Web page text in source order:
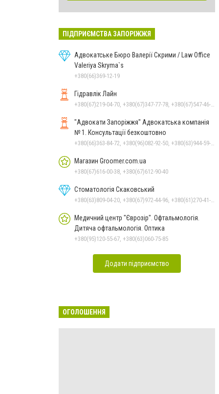
ПІДПРИЄМСТВА ЗАПОРІЖЖЯ
Адвокатське Бюро Валерії Скрими / Law Office
Valeriya Skryma`s
+380(66)369-12-19
Гідравлік Лайн
"Адвокати Запоріжжя" Адвокатська компанія
№ 1. Консультації безкоштовно
Магазин Groomer.com.ua
+380(67)616-00-38, +380(67)612-90-40
Стоматологія Скаковський
Медичний центр "Єврозір". Офтальмологія.
Дитяча офтальмологія. Оптика
+380(95)120-55-67, +380(63)060-75-85
Додати підприємство
ОГОЛОШЕННЯ